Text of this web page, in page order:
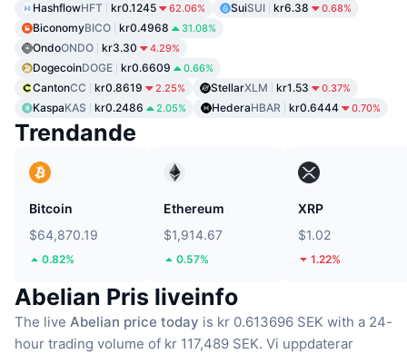
HashflowHFT kr0.1245 62.06% SuiSUI kr6.38 0.68%
BiconomyBICO kr0.4968 31.08%
OndoONDO kr3.30 4.29%
DogecoinDOGE kr0.6609 0.66%
CantonCC kr0.8619 2.25% StellarXLM kr1.53 0.37%
KaspaKAS kr0.2486 2.05% HederaHBAR kr0.6444 0.70%
Trendande
Bitcoin
$64,870.19
0.82%
Ethereum
$1,914.67
0.57%
XRP
$1.02
1.22%
Abelian Pris liveinfo
The live Abelian price today is kr 0.613696 SEK with a 24-
hour trading volume of kr 117,489 SEK. Vi uppdaterar